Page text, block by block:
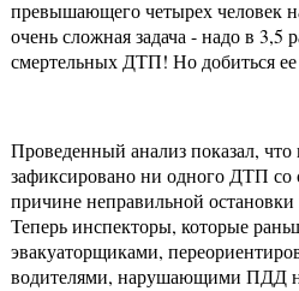
превышающего четырех человек
очень сложная задача - надо в 3,5
смертельных ДТП! Но добиться
Проведенный анализ показал,
зафиксировано ни одного ДТП
причине неправильной
Теперь инспекторы, которые
эвакуаторщиками,
водителями, нарушающими ПДД